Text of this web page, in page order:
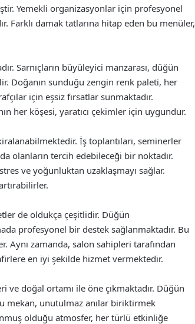
Yemekli organizasyonlar için profesyonel
Farklı damak tatlarına hitap eden bu menüler,
Sarnıçların büyüleyici manzarası, düğün
Doğanın sunduğu zengin renk paleti, her
için eşsiz fırsatlar sunmaktadır.
her köşesi, yaratıcı çekimler için uygundur.
İş toplantıları, seminerler
olanların tercih edebileceği bir noktadır.
ve yoğunluktan uzaklaşmayı sağlar.
de oldukça çeşitlidir. Düğün
profesyonel bir destek sağlanmaktadır. Bu
zamanda, salon sahipleri tarafından
en iyi şekilde hizmet vermektedir.
ve doğal ortamı ile öne çıkmaktadır. Düğün
mekan, unutulmaz anılar biriktirmek
olduğu atmosfer, her türlü etkinliğe